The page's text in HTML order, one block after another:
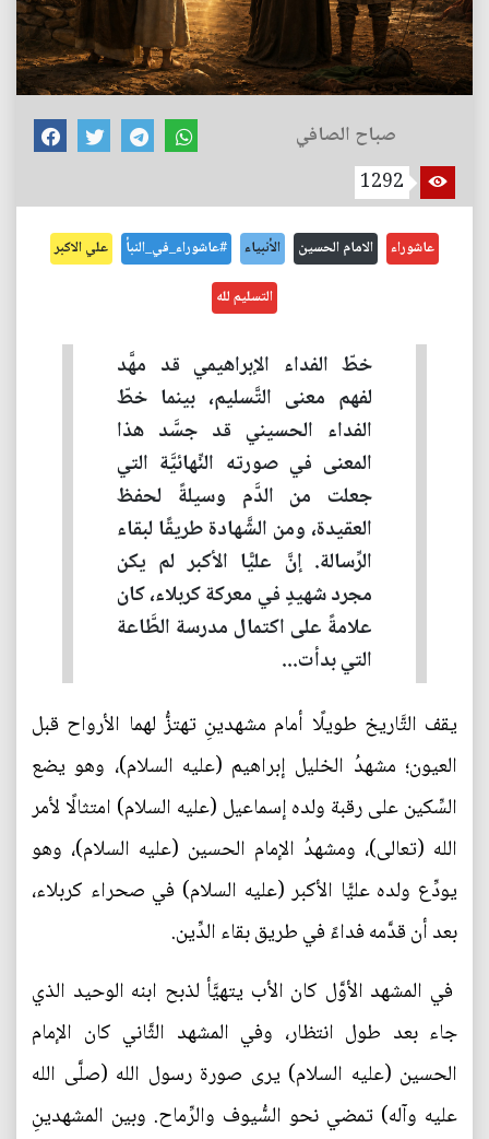
صباح الصافي
1292
عاشوراء الامام الحسين الأنبياء #عاشوراء_في_النبأ علي الاكبر
التسليم لله
خطّ الفداء الإبراهيمي قد مهَّد
لفهم معنى التَّسليم، بينما خطّ
الفداء الحسيني قد جسَّد هذا
المعنى في صورته النِّهائيَّة التي
جعلت من الدَّم وسيلةً لحفظ
العقيدة، ومن الشَّهادة طريقًا لبقاء
الرِّسالة. إنَّ عليًّا الأكبر لم يكن
مجرد شهيدٍ في معركة كربلاء، كان
علامةً على اكتمال مدرسة الطَّاعة
التي بدأت...
يقف التَّاريخ طويلًا أمام مشهدينِ تهتزُّ لهما الأرواح قبل
العيون؛ مشهدُ الخليل إبراهيم (عليه السلام)، وهو يضع
السِّكين على رقبة ولده إسماعيل (عليه السلام) امتثالًا لأمر
الله (تعالى)، ومشهدُ الإمام الحسين (عليه السلام)، وهو
يودِّع ولده عليًّا الأكبر (عليه السلام) في صحراء كربلاء،
بعد أن قدَّمه فداءً في طريق بقاء الدِّين.
في المشهد الأوَّل كان الأب يتهيَّأ لذبح ابنه الوحيد الذي
جاء بعد طول انتظار، وفي المشهد الثَّاني كان الإمام
الحسين (عليه السلام) يرى صورة رسول الله (صلَّى الله
عليه وآله) تمضي نحو السُّيوف والرِّماح. وبين المشهدينِ